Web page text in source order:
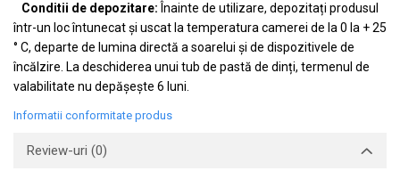
Conditii de depozitare: Înainte de utilizare, depozitați produsul
într-un loc întunecat și uscat la temperatura camerei de la 0 la + 25
° C, departe de lumina directă a soarelui și de dispozitivele de
încălzire. La deschiderea unui tub de pastă de dinți, termenul de
valabilitate nu depășește 6 luni.
Informatii conformitate produs
Review-uri (0)